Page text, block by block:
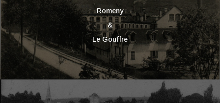
Romeny
&
Le Gouffre